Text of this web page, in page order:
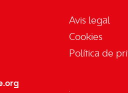
Avis legal
Cookies
Política de